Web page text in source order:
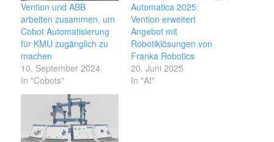
Vention und ABB
arbeiten zusammen, um
Cobot Automatisierung
für KMU zugänglich zu
machen
10. September 2024
In "Cobots"
Automatica 2025:
Vention erweitert
Angebot mit
Robotiklösungen von
Franka Robotics
20. Juni 2025
In "AI"